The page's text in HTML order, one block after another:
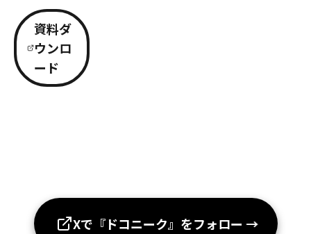
資料ダ
ウンロ
ード
Xで『ドコニーク』をフォロー →